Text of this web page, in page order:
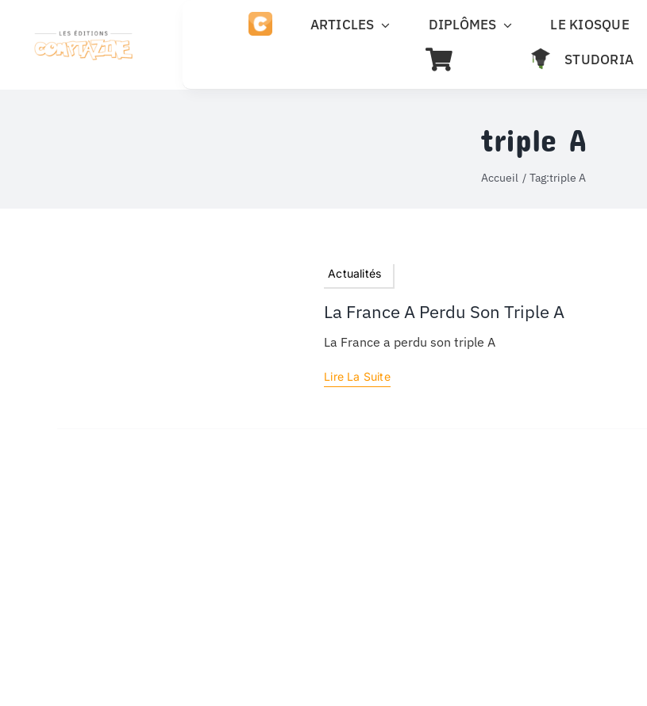
contenu
ARTICLES DIPLÔMES LE KIOSQUE
STUDORIA
triple A
Accueil Tag:triple A
Actualités
La France A Perdu Son Triple A
La France a perdu son triple A
Lire La Suite